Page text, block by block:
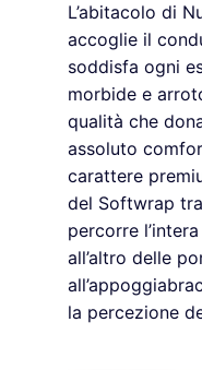
L’abitacolo di
accoglie il
soddisfa ogni
morbide e
qualità che
assoluto
carattere
del Softwrap
percorre
all’altro delle
la percezione